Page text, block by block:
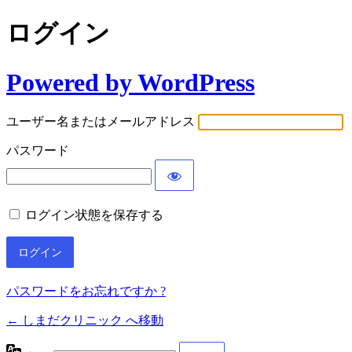
ログイン
Powered by WordPress
ユーザー名またはメールアドレス
パスワード
ログイン状態を保存する
パスワードをお忘れですか ?
← しまだクリニック へ移動